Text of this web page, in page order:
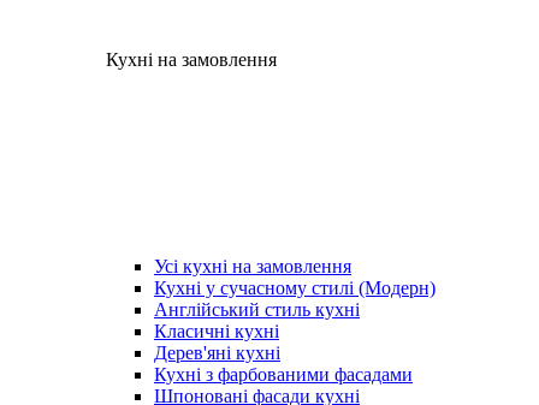
Кухні на замовлення
Усі кухні на замовлення
Кухні у сучасному стилі (Модерн)
Англійський стиль кухні
Класичні кухні
Дерев'яні кухні
Кухні з фарбованими фасадами
Шпоновані фасади кухні